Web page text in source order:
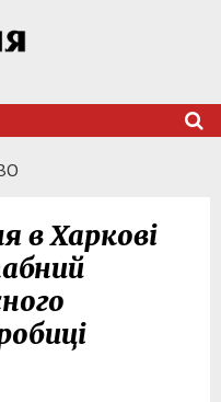
в Харкові